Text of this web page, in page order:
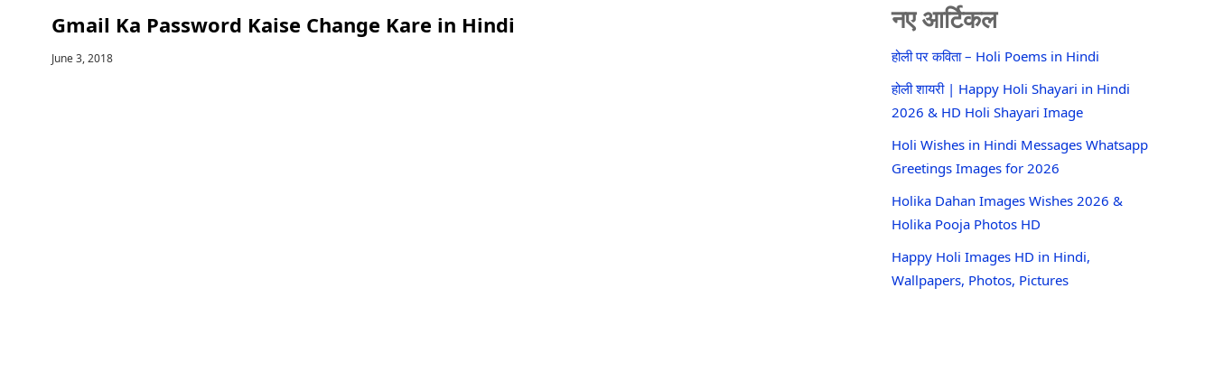
Gmail Ka Password Kaise Change Kare in Hindi
June 3, 2018
नए आर्टिकल
होली पर कविता – Holi Poems in Hindi
होली शायरी | Happy Holi Shayari in Hindi
2026 & HD Holi Shayari Image
Holi Wishes in Hindi Messages Whatsapp
Greetings Images for 2026
Holika Dahan Images Wishes 2026 &
Holika Pooja Photos HD
Happy Holi Images HD in Hindi,
Wallpapers, Photos, Pictures